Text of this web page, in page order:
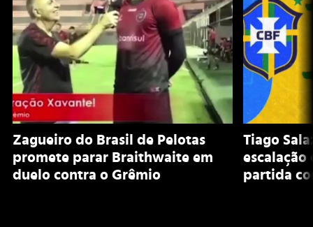
Zagueiro do Brasil de Pelotas
promete parar Braithwaite em
duelo contra o Grêmio
Tiago
escalação
partida